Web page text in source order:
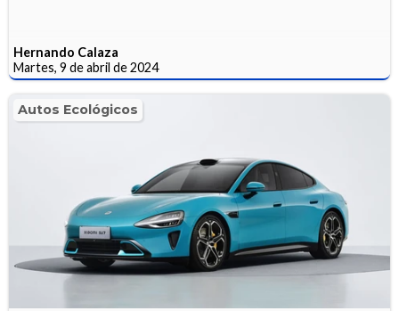
Hernando Calaza
Martes, 9 de abril de 2024
Autos Ecológicos